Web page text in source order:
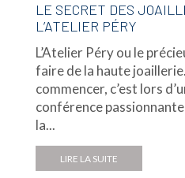
LE SECRET DES
L’ATELIER PÉRY
L’Atelier Péry ou le
faire de la haute
commencer, c’est lors
conférence
la...
LIRE LA SUITE